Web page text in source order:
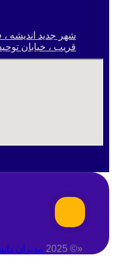
قریب ، خیابان توحید
«© 2025 مدبران